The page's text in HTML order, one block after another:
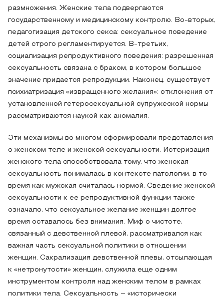
размножения. Женские тела подвергаются
государственному и медицинскому контролю. Во-вторых,
педагогизация детского секса: сексуальное поведение
детей строго регламентируется. В-третьих,
социализация репродуктивного поведения: разрешенная
сексуальность связана с браком, в котором большое
значение придается репродукции. Наконец, существует
психиатризация «извращенного желания»: отклонения от
установленной гетеросексуальной супружеской нормы
рассматриваются наукой как аномалия.
Эти механизмы во многом сформировали представления
о женском теле и женской сексуальности. Истеризация
женского тела способствовала тому, что женская
сексуальность понималась в контексте патологии, в то
время как мужская считалась нормой. Сведение женской
сексуальности к ее репродуктивной функции также
означало, что сексуальное желание женщин долгое
время оставалось без внимания. Миф о чистоте,
связанный с девственной плевой, рассматривался как
важная часть сексуальной политики в отношении
женщин. Сакрализация девственной плевы, отсылающая
к «нетронутости» женщин, служила еще одним
инструментом контроля над женским телом в рамках
политики тела. Сексуальность – «исторически